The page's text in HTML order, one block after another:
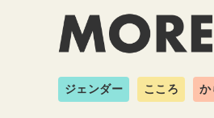
ジェンダー こころ か